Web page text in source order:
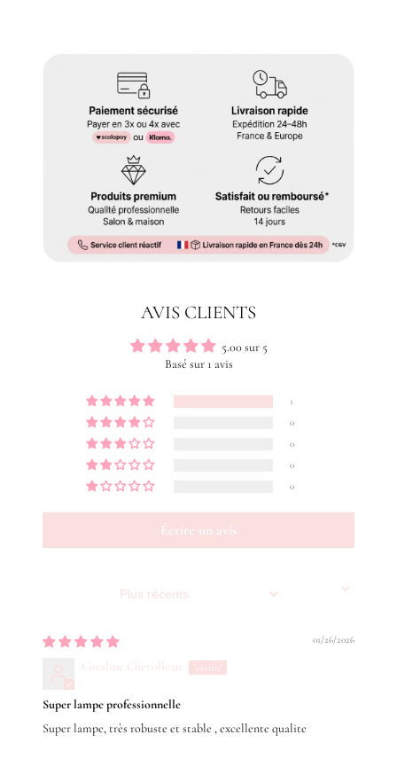
AVIS CLIENTS
5.00 sur 5
Basé sur 1 avis
1
0
0
0
0
Écrire un avis
01/26/2026
Coraline Chevolleau
Super lampe professionnelle
Super lampe, très robuste et stable , excellente qualite